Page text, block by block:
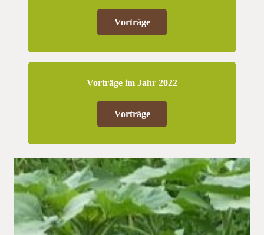
Vorträge
Vorträge im Jahr 2022
Vorträge